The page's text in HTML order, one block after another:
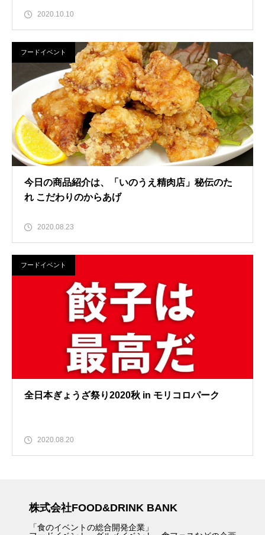
2020.10.10
フードイベント
今日の商品紹介は、「いのうえ精肉店」秘伝のた
れ こだわりのからあげ
2020.08.23
フードイベント
全日本ぎょうざ祭り2020秋 in モリコロパーク
2020.08.20
株式会社FOOD&DRINK BANK
「食のイベントの総合開発企業」